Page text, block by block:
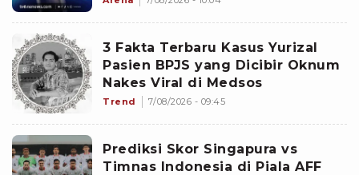
3 Fakta Terbaru Kasus Yurizal
Pasien BPJS yang Dicibir Oknum
Nakes Viral di Medsos
Trend 7/08/2026 - 09:45
Prediksi Skor Singapura vs
Timnas Indonesia di Piala AFF